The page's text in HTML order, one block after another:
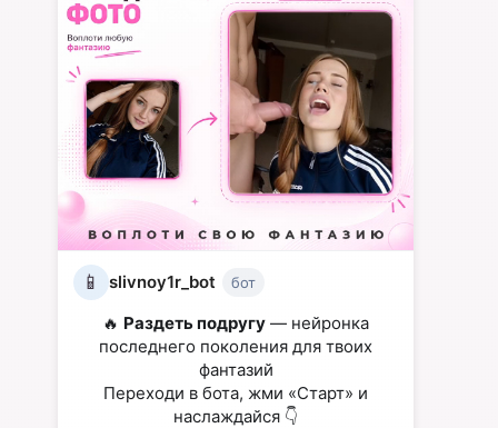
📱 slivnoy1r_bot бот
🔥 Раздеть подругу — нейронка
последнего поколения для твоих
фантазий
Переходи в бота, жми «Старт» и
наслаждайся 👇